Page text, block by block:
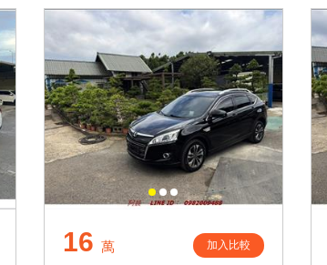
16 萬 加入比較